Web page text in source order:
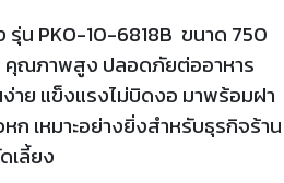
รุ่น PKO-10-6818B ขนาด 750
คุณภาพสูง ปลอดภัยต่ออาหาร
ง่าย แข็งแรงไม่บิดงอ มาพร้อมฝา
ก เหมาะอย่างยิ่งสำหรับธุรกิจร้าน
เลี้ยง